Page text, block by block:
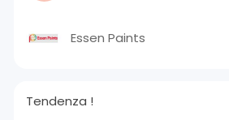
Essen Paints
Tendenza !